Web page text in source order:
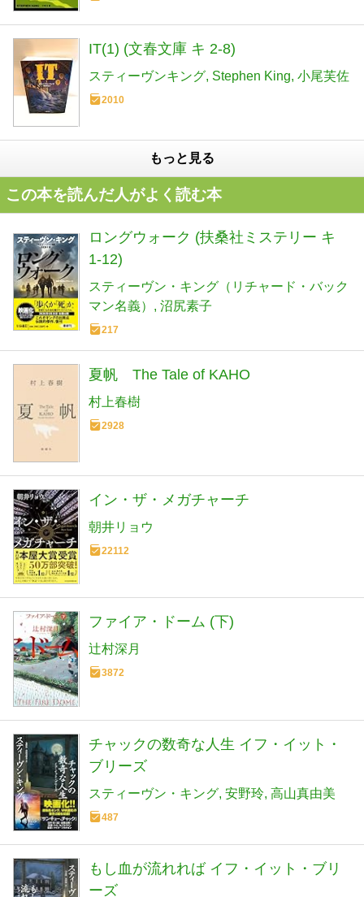
IT(1) (文春文庫 キ 2-8)
スティーヴンキング Stephen King 小尾芙佐
2010
もっと見る
この本を読んだ人がよく読む本
ロングウォーク (扶桑社ミステリー キ
1-12)
スティーヴン・キング（リチャード・バック
マン名義）
沼尻素子
217
夏帆 The Tale of KAHO
村上春樹
2928
イン・ザ・メガチャーチ
朝井リョウ
22112
ファイア・ドーム (下)
辻村深月
3872
チャックの数奇な人生 イフ・イット・
ブリーズ
スティーヴン・キング 安野玲 高山真由美
487
もし血が流れれば イフ・イット・ブリ
ーズ